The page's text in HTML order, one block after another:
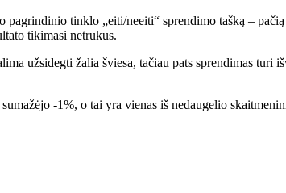
pagrindinio tinklo „eiti/neeiti“ sprendimo tašką –
tikimasi netrukus.
užsidegti žalia šviesa, tačiau pats sprendimas
-1%, o tai yra vienas iš nedaugelio